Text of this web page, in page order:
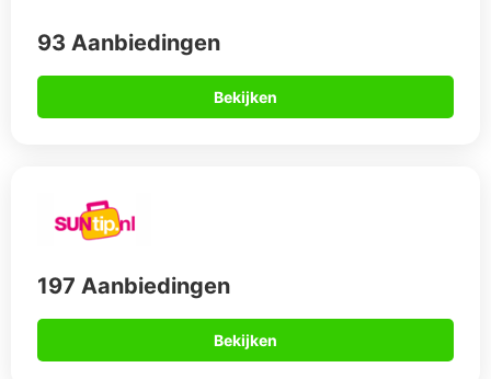
93 Aanbiedingen
Bekijken
197 Aanbiedingen
Bekijken